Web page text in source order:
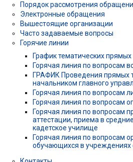
Порядок рассмотрения
Электронные обращения
Вышестоящие организации
Часто задаваемые вопросы
Горячие линии
График тематических
Горячая линия по вопросам
ГРАФИК Проведения прямых
начальником главного
Горячая линия по вопросам
Горячая линия по вопросам
Горячая линия по вопросам
аттестации, приема в
кадетское училище
Горячая линия по вопросам
обучающихся в учреждениях